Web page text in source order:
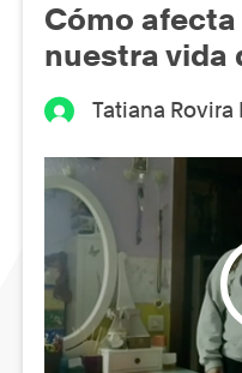
Cómo
nuestra vida
Tatiana Rovira